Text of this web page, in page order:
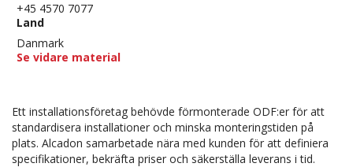
+45 4570 7077
Land
Danmark
Se vidare material
Ett installationsföretag behövde förmonterade ODF:er för att
standardisera installationer och minska monteringstiden på
plats. Alcadon samarbetade nära med kunden för att definiera
specifikationer, bekräfta priser och säkerställa leverans i tid.